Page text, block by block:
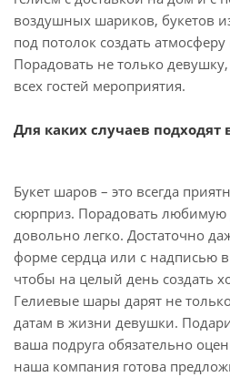
воздушных шариков, букетов
под потолок создать
Порадовать не только
всех гостей мероприятия.
Для каких случаев
Букет шаров – это всегда
сюрприз. Порадовать
довольно легко. Достаточно
форме сердца или с надписью
чтобы на целый день создать
Гелиевые шары дарят не
датам в жизни девушки.
ваша подруга обязательно
наша компания готова